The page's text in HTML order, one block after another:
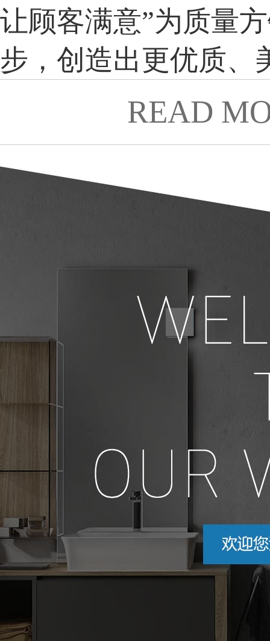
让顾客满意”为质量
步，创造出更优质、
READ